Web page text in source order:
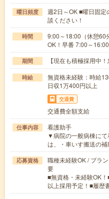
曜日頻度
週2日～OK ■曜日固定
談ください！
時間
9:00～18:00（休憩60
OK！早番 7:00～
期間 【現在も積極採用中
時給
無資格未経験：時
日収1万400円以上
交通費
交通費全額支給
仕事内容
看護助手
▼病院の一般病棟にて
は、・車いす搬送の
応募資格
職種未経験OK / ブラ
要
■無資格・未経験OK
以上採用予定！■履歴